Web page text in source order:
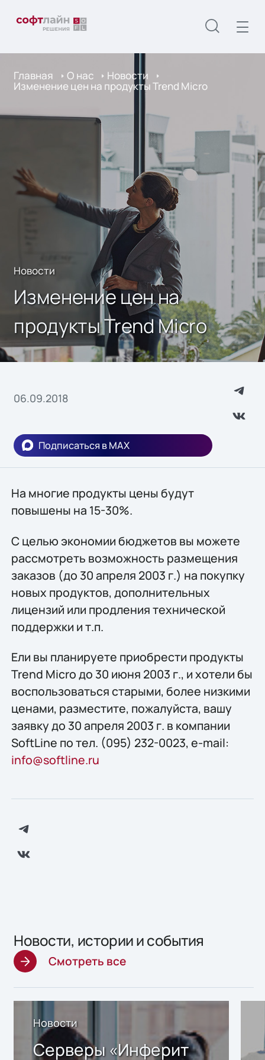
Главная О нас Новости
Изменение цен на продукты Trend Micro
Новости
Изменение цен на
продукты Trend Micro
06.09.2018
Подписаться в MAX
На многие продукты цены будут
повышены на 15-30%.
C целью экономии бюджетов вы можете
рассмотреть возможность размещения
заказов (до 30 апреля 2003 г.) на покупку
новых продуктов, дополнительных
лицензий или продления технической
поддержки и т.п.
Ели вы планируете приобрести продукты
Trend Micro до 30 июня 2003 г., и хотели бы
воспользоваться старыми, более низкими
ценами, разместите, пожалуйста, вашу
заявку до 30 апреля 2003 г. в компании
SoftLine по тел. (095) 232-0023, e-mail:
info@softline.ru
Новости, истории и события
Смотреть все
Новости
Серверы «Инферит